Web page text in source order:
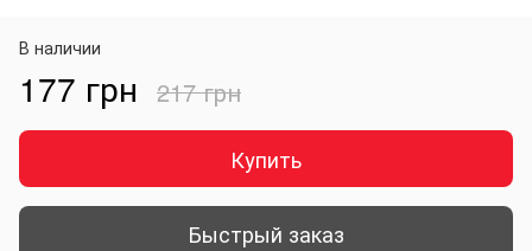
В наличии
177 грн 217 грн
Купить
Быстрый заказ